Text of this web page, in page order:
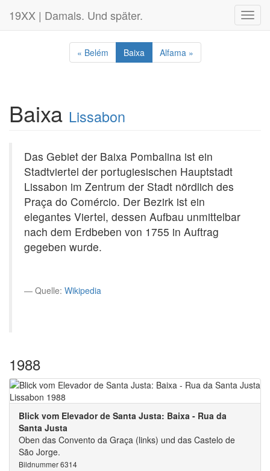
19XX | Damals. Und später.
« Belém Baixa Alfama »
Baixa Lissabon
Das Gebiet der Baixa Pombalina ist ein
Stadtviertel der portugiesischen Hauptstadt
Lissabon im Zentrum der Stadt nördlich des
Praça do Comércio. Der Bezirk ist ein
elegantes Viertel, dessen Aufbau unmittelbar
nach dem Erdbeben von 1755 in Auftrag
gegeben wurde.
Quelle: Wikipedia
1988
Blick vom Elevador de Santa Justa: Baixa - Rua da
Santa Justa
Oben das Convento da Graça (links) und das Castelo de
São Jorge.
Bildnummer 6314